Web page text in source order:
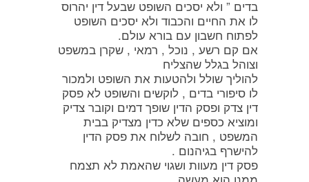
בדים ” ולא יסכים השופט שבעל דין יהרוס
לו את החיים והכבוד ולא יסכים השופט
לפתוח חשבון עם בורא עולם.
אם קם רשע , נוכל , רמאי , שקרן במשפט
וצוהל בגלל שהצליח
להוליך שולל ולהטעות את השופט ולמכור
לו סיפורי בדים , לוקשים והשופט לא פסק
דין צדק ופסק הדין שופך דמים וקובר צדיק
ומוציא כספים שלא כדין מצדיק בבית
המשפט , חובה לשלוח את פסק הדין
להישרף בגיהנום .
פסק דין מעוות ושגוי שהאמת לא תצמח